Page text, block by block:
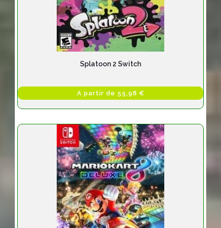
Splatoon 2 Switch
A partir de 55,98 €